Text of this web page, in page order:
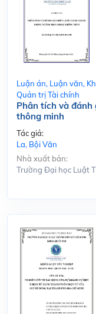
Luận án, Luận văn,
Quản trị Tài chính
Phân tích và
thông minh
Tác giả:
La, Bội Văn
Nhà xuất bản:
Trường Đại học Luật